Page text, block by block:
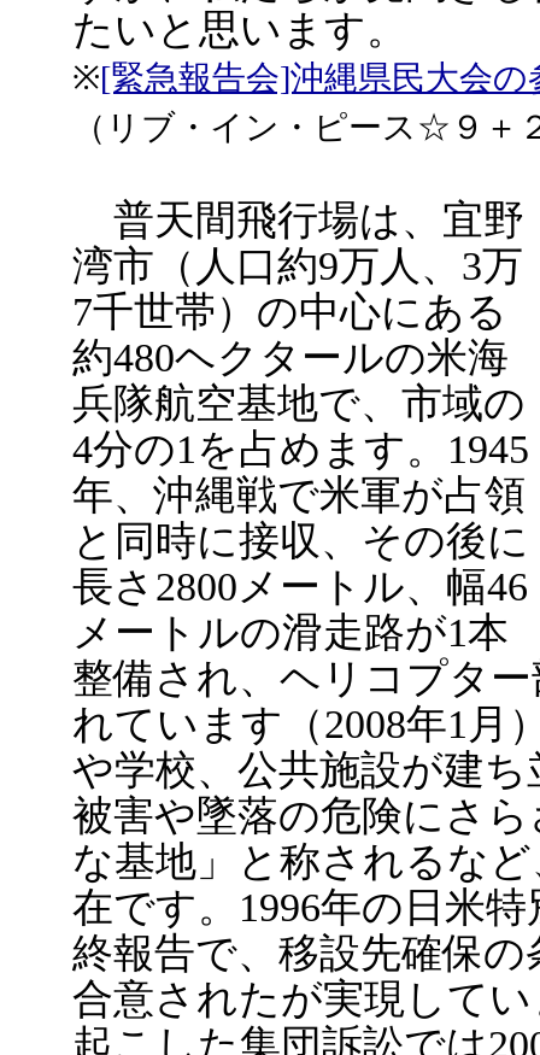
たいと思います。
※[緊急報告会]沖縄県民大会
（リブ・イン・ピース☆９＋
普天間飛行場は、宜野
湾市（人口約9万人、3万
7千世帯）の中心にある
約480ヘクタールの米海
兵隊航空基地で、市域の
4分の1を占めます。1945
年、沖縄戦で米軍が占領
と同時に接収、その後に
長さ2800メートル、幅46
メートルの滑走路が1本
整備され、ヘリコプタ
れています（2008年1月
や学校、公共施設が建
被害や墜落の危険にさ
な基地」と称されるな
在です。1996年の日米
終報告で、移設先確保
合意されたが実現して
起こした集団訴訟では